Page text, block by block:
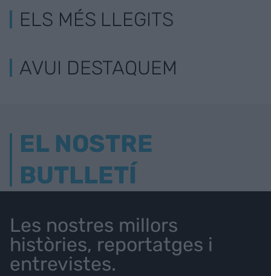
ELS MÉS LLEGITS
AVUI DESTAQUEM
EL NOSTRE
BUTLLETÍ
Les nostres millors
històries, reportatges i
entrevistes.